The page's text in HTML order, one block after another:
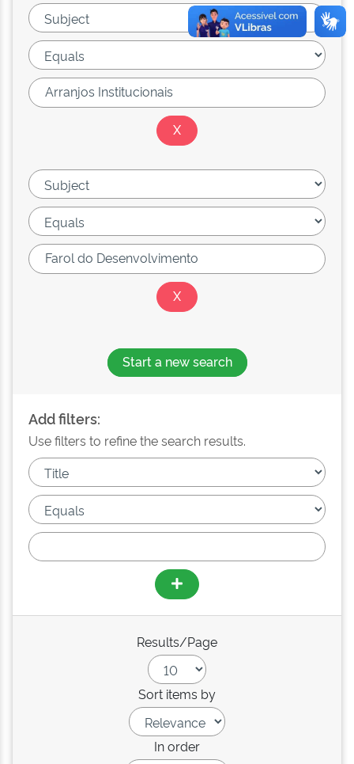
Start a new search
Add filters:
Use filters to refine the search results.
Results/Page
Sort items by
In order